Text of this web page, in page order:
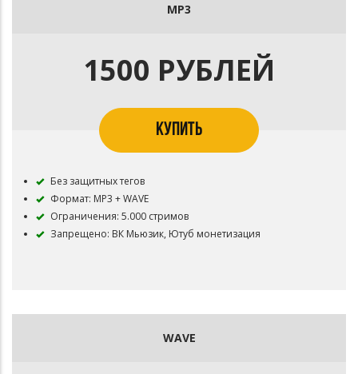
MP3
1500 РУБЛЕЙ
КУПИТЬ
Без защитных тегов
Формат: MP3 + WAVE
Ограничения: 5.000 стримов
Запрещено: ВК Мьюзик, Ютуб монетизация
WAVE